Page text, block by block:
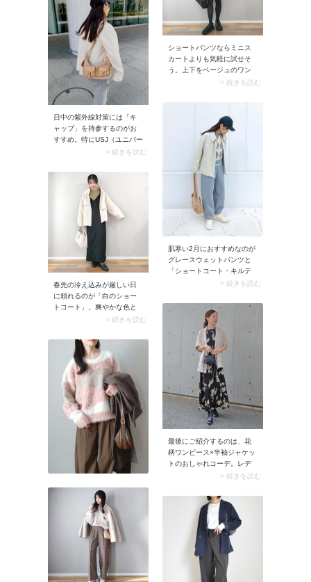
つき、おしゃれに決まりま
すよ。
ショートパンツならミニス
カートよりも気軽に試せそ
う。上下をベージュのワン
トーンでまとめてセットア
敵。黒タイツ×ボリュームの
ないコーデに仕上げてみま
> 続きを読む
日中の紫外線対策には「キ
ャップ」を持参するのがお
すすめ。特にUSJ（ユニバー
サル・スタジオ・ジャパ
せん。というのもベイエリ
アにあるUSJは風が強く、日
傘がうまく使えないこと
も。キャップのスポーティ
な雰囲気はコーデのアクセ
ントになるので、ファッシ
ョン性としても申し分な
> 続きを読む
肌寒い2月におすすめなのが
グレースウェットパンツと
「ショートコート・キルテ
ィングジャケット」の着合
ターを羽織れば、スウェッ
トパンツがダラしなく見え
ずお出かけ感がグンとアッ
プ。ゆるっとしたパンツを
クリーンに着こなせます。
> 続きを読む
春先の冷え込みが厳しい日
に頼れるのが「白のショー
トコート」。爽やかな色と
コンパクトな丈感を兼ね備
ます。マフラーやニットの
冬っぽい装いに春のムード
をプラスできるメリット
も。もし真っ白のアウター
が気恥ずかしいようなら、
オフホワイトやアイボリー
を選ぶと着こなしやすいで
すよ。
> 続きを読む
最後にご紹介するのは、花
柄ワンピース×半袖ジャケッ
トのおしゃれコーデ。レデ
ィなワンピースにハンサム
とで、大人っぽく華やかな
スタイリングの完成です！
> 続きを読む